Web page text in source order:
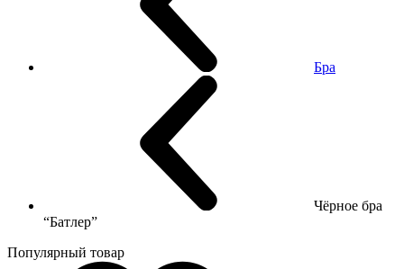
Бра
Чёрное бра
“Батлер”
Популярный товар